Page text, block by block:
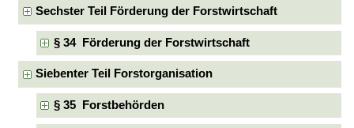
Sechster Teil Förderung der Forstwirtschaft
§ 34 Förderung der Forstwirtschaft
Siebenter Teil Forstorganisation
§ 35 Forstbehörden